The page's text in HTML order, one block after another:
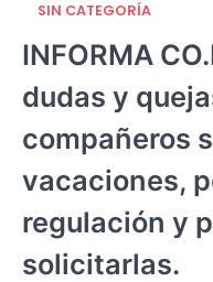
SIN CATEGORÍA
INFORMA
dudas y
compañeros
vacaciones,
regulación y
solicitarlas.